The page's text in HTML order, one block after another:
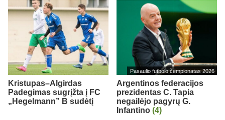
Kristupas–Algirdas
Padegimas sugrįžta į FC
„Hegelmann” B sudėtį
Pasaulio futbolo čempionatas 2026
Argentinos federacijos
prezidentas C. Tapia
negailėjo pagyrų G.
Infantino (4)